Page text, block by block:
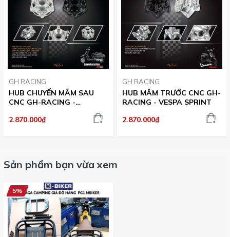
GH RACING
HUB CHUYỂN MÂM SAU
CNC GH-RACING -
2.870.000₫
GH RACING
HUB MÂM TRƯỚC CNC GH-
RACING - VESPA SPRINT
2.870.000₫
Sản phẩm bạn vừa xem
5%